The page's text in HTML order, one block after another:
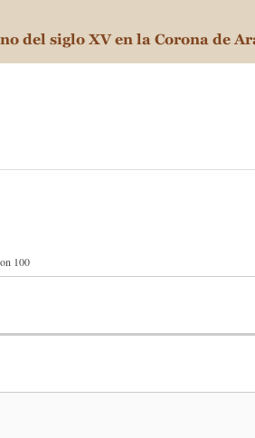
100